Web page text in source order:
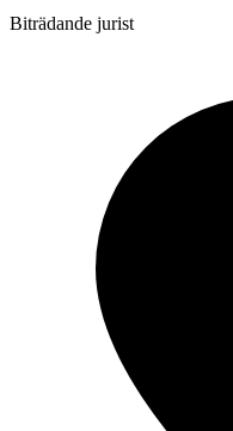
Biträdande jurist